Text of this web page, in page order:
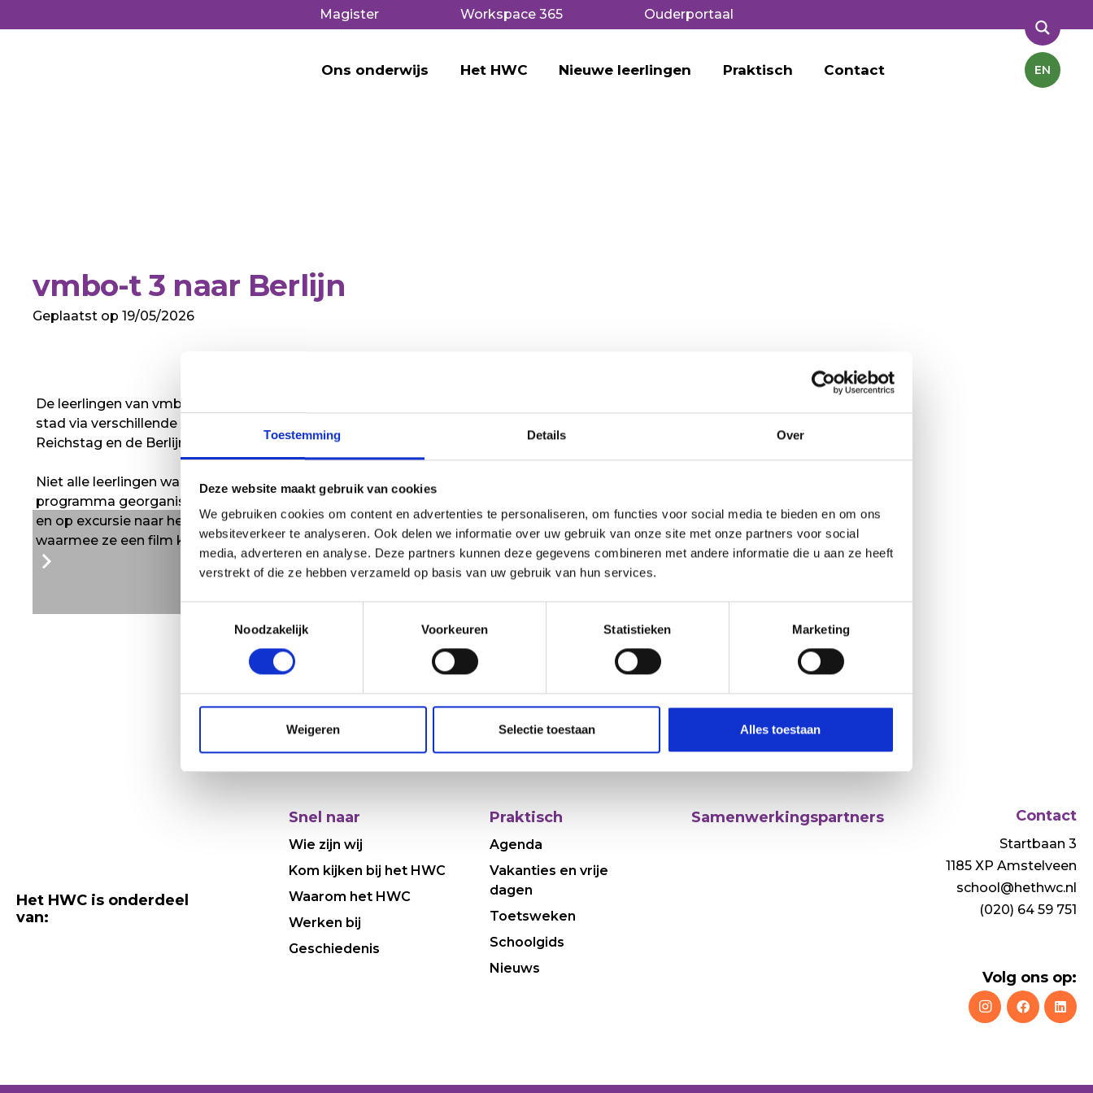
Toestemming Details Over
Deze website maakt gebruik van cookies
We gebruiken cookies om content en advertenties te personaliseren, om functies voor social media te bieden en om ons
websiteverkeer te analyseren. Ook delen we informatie over uw gebruik van onze site met onze partners voor social
media, adverteren en analyse. Deze partners kunnen deze gegevens combineren met andere informatie die u aan ze heeft
verstrekt of die ze hebben verzameld op basis van uw gebruik van hun services.
Noodzakelijk
Voorkeuren Statistieken Marketing
Weigeren Selectie toestaan Alles toestaan
Magister Workspace 365 Ouderportaal
Ons onderwijs Het HWC Nieuwe leerlingen Praktisch Contact EN
vmbo-t 3 naar Berlijn
Geplaatst op 19/05/2026
De leerlingen van vmbo-t 3 bezochten in april Berlijn. Ze ontdekten de
stad via verschillende historische en culturele plekken, zoals de
Reichstag en de Berlijnse Muur. Een leerzame en afwisselende reis!
Niet alle leerlingen waren mee op reis. Ook voor hen was er een
programma georganiseerd: samen een diner maken in een kookstudio
en op excursie naar het Verzetsmuseum. En ze kregen een bioscoopbon
waarmee ze een film konden bezoeken in een filmhuis.
Het HWC is onderdeel
van:
Snel naar
Wie zijn wij
Kom kijken bij het HWC
Waarom het HWC
Werken bij
Geschiedenis
Praktisch
Agenda
Vakanties en vrije
dagen
Toetsweken
Schoolgids
Nieuws
Samenwerkingspartners Contact
Startbaan 3
1185 XP Amstelveen
school@hethwc.nl
(020) 64 59 751
Volg ons op: